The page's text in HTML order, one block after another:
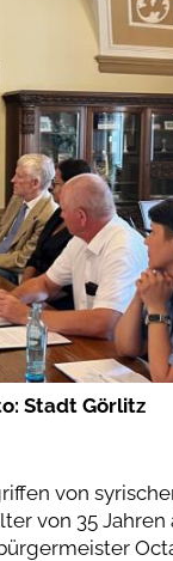
Stadt Görlitz
von
von 35 Jahren